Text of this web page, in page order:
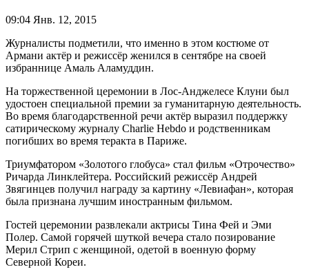
09:04 Янв. 12, 2015
Журналисты подметили, что именно в этом костюме от
Армани актёр и режиссёр женился в сентябре на своей
избраннице Амаль Аламуддин.
На торжественной церемонии в Лос-Анджелесе Клуни был
удостоен специальной премии за гуманитарную деятельность.
Во время благодарственной речи актёр выразил поддержку
сатирическому журналу Charlie Hebdo и родственникам
погибших во время теракта в Париже.
Триумфатором «Золотого глобуса» стал фильм «Отрочество»
Ричарда Линклейтера. Российский режиссёр Андрей
Звягинцев получил награду за картину «Левиафан», которая
была признана лучшим иностранным фильмом.
Гостей церемонии развлекали актрисы Тина Фей и Эми
Полер. Самой горячей шуткой вечера стало позирование
Мерил Стрип с женщиной, одетой в военную форму
Северной Кореи.